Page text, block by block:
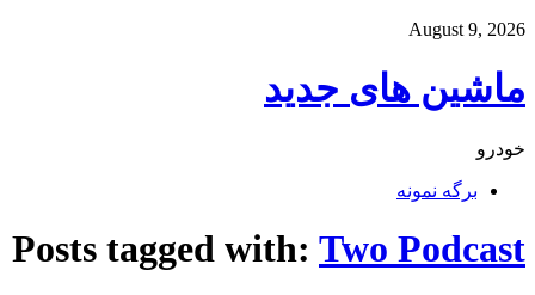
August 9, 2026
ماشین های جدید
خودرو
برگه نمونه
Posts tagged with: Two Podcast